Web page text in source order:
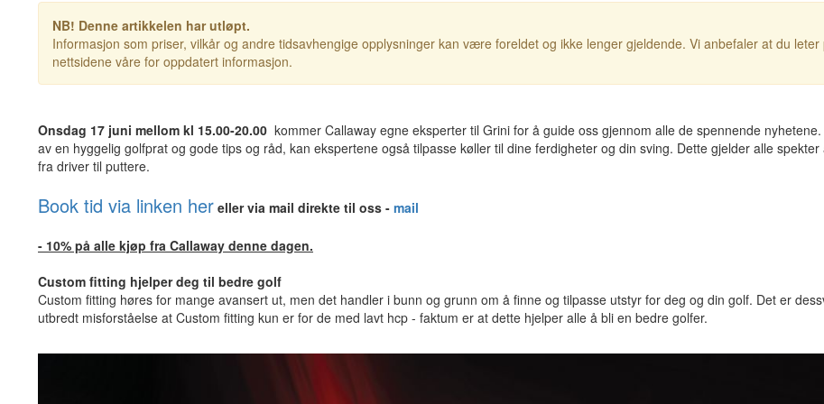
NB! Denne artikkelen har utløpt.
Informasjon som priser, vilkår og andre tidsavhengige opplysninger kan være foreldet og ikke lenger gjeldende. Vi anbefaler at du leter
nettsidene våre for oppdatert informasjon.
Onsdag 17 juni mellom kl 15.00-20.00 kommer Callaway egne eksperter til Grini for å guide oss gjennom alle de spennende nyhetene.
av en hyggelig golfprat og gode tips og råd, kan ekspertene også tilpasse køller til dine ferdigheter og din sving. Dette gjelder alle spekter
fra driver til puttere.
Book tid via linken her eller via mail direkte til oss - mail
- 10% på alle kjøp fra Callaway denne dagen.
Custom fitting hjelper deg til bedre golf
Custom fitting høres for mange avansert ut, men det handler i bunn og grunn om å finne og tilpasse utstyr for deg og din golf. Det er
utbredt misforståelse at Custom fitting kun er for de med lavt hcp - faktum er at dette hjelper alle å bli en bedre golfer.